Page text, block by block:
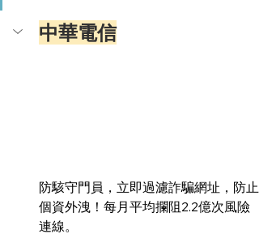
中華電信
防駭守門員，立即過濾詐騙網址，防止
個資外洩！每月平均攔阻2.2億次風險
連線。